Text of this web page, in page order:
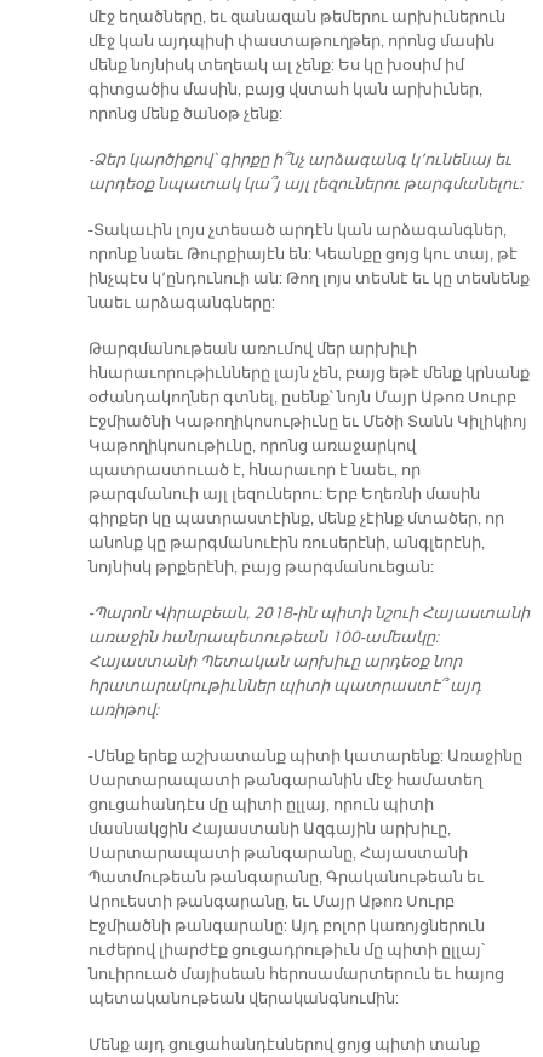
մէջ եղածները, եւ զանազան թեմերու արխիւներուն
մէջ կան այդպիսի փաստաթուղթեր, որոնց մասին
մենք նոյնիսկ տեղեակ ալ չենք: Ես կը խօսիմ իմ
գիտցածիս մասին, բայց վստահ կան արխիւներ,
որոնց մենք ծանօթ չենք:
-Ձեր կարծիքով՝ գիրքը ի՞նչ արձագանգ կ՚ունենայ եւ
արդեօք նպատակ կա՞յ այլ լեզուներու թարգմանելու:
-Տակաւին լոյս չտեսած արդէն կան արձագանգներ,
որոնք նաեւ Թուրքիայէն են: Կեանքը ցոյց կու տայ, թէ
ինչպէս կ՚ընդունուի ան: Թող լոյս տեսնէ եւ կը տեսնենք
նաեւ արձագանգները:
Թարգմանութեան առումով մեր արխիւի
հնարաւորութիւնները լայն չեն, բայց եթէ մենք կրնանք
օժանդակողներ գտնել, ըսենք՝ նոյն Մայր Աթոռ Սուրբ
Էջմիածնի Կաթողիկոսութիւնը եւ Մեծի Տանն Կիլիկիոյ
Կաթողիկոսութիւնը, որոնց առաջարկով
պատրաստուած է, հնարաւոր է նաեւ, որ
թարգմանուի այլ լեզուներու: Երբ Եղեռնի մասին
գիրքեր կը պատրաստէինք, մենք չէինք մտածեր, որ
անոնք կը թարգմանուէին ռուսերէնի, անգլերէնի,
նոյնիսկ թրքերէնի, բայց թարգմանուեցան:
-Պարոն Վիրաբեան, 2018-ին պիտի նշուի Հայաստանի
առաջին հանրապետութեան 100-ամեակը:
Հայաստանի Պետական արխիւը արդեօք նոր
հրատարակութիւններ պիտի պատրաստէ՞ այդ
առիթով:
-Մենք երեք աշխատանք պիտի կատարենք: Առաջինը
Սարտարապատի թանգարանին մէջ համատեղ
ցուցահանդէս մը պիտի ըլլայ, որուն պիտի
մասնակցին Հայաստանի Ազգային արխիւը,
Սարտարապատի թանգարանը, Հայաստանի
Պատմութեան թանգարանը, Գրականութեան եւ
Արուեստի թանգարանը, եւ Մայր Աթոռ Սուրբ
Էջմիածնի թանգարանը: Այդ բոլոր կառոյցներուն
ուժերով լիարժէք ցուցադրութիւն մը պիտի ըլլայ՝
նուիրուած մայիսեան հերոսամարտերուն եւ հայոց
պետականութեան վերականգնումին:
Մենք այդ ցուցահանդէսներով ցոյց պիտի տանք